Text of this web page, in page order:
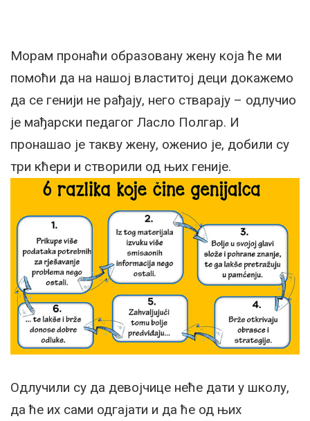
Морам пронаћи образовану жену која ће ми
помоћи да на нашој властитој деци докажемо
да се генији не рађају, него стварају – одлучио
је мађарски педагог Ласло Полгар. И
пронашао је такву жену, оженио је, добили су
три кћери и створили од њих геније.
Одлучили су да девојчице неће дати у школу,
да ће их сами одгајати и да ће од њих